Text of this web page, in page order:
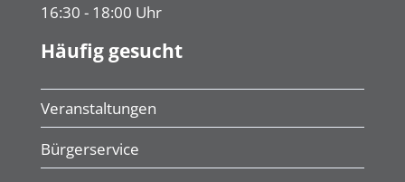
16:30 - 18:00 Uhr
Häufig gesucht
Veranstaltungen
Bürgerservice